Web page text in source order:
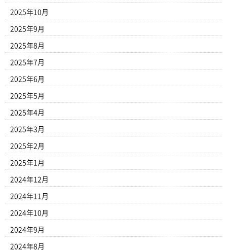
2025年10月
2025年9月
2025年8月
2025年7月
2025年6月
2025年5月
2025年4月
2025年3月
2025年2月
2025年1月
2024年12月
2024年11月
2024年10月
2024年9月
2024年8月